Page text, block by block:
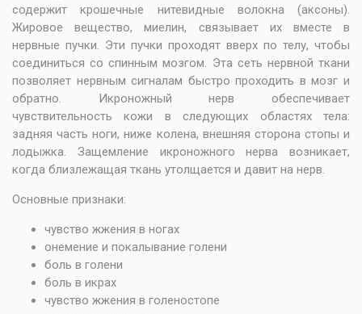
содержит крошечные нитевидные волокна (аксоны).
Жировое вещество, миелин, связывает их вместе в
нервные пучки. Эти пучки проходят вверх по телу, чтобы
соединиться со спинным мозгом. Эта сеть нервной ткани
позволяет нервным сигналам быстро проходить в мозг и
обратно. Икроножный нерв обеспечивает
чувствительность кожи в следующих областях тела:
задняя часть ноги, ниже колена, внешняя сторона стопы и
лодыжка. Защемление икроножного нерва возникает,
когда близлежащая ткань утолщается и давит на нерв.
Основные признаки:
чувство жжения в ногах
онемение и покалывание голени
боль в голени
боль в икрах
чувство жжения в голеностопе